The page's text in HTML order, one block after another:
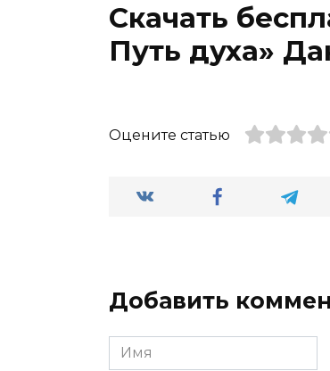
Скачать
Путь духа»
Оцените статью
Добавить
Имя
*